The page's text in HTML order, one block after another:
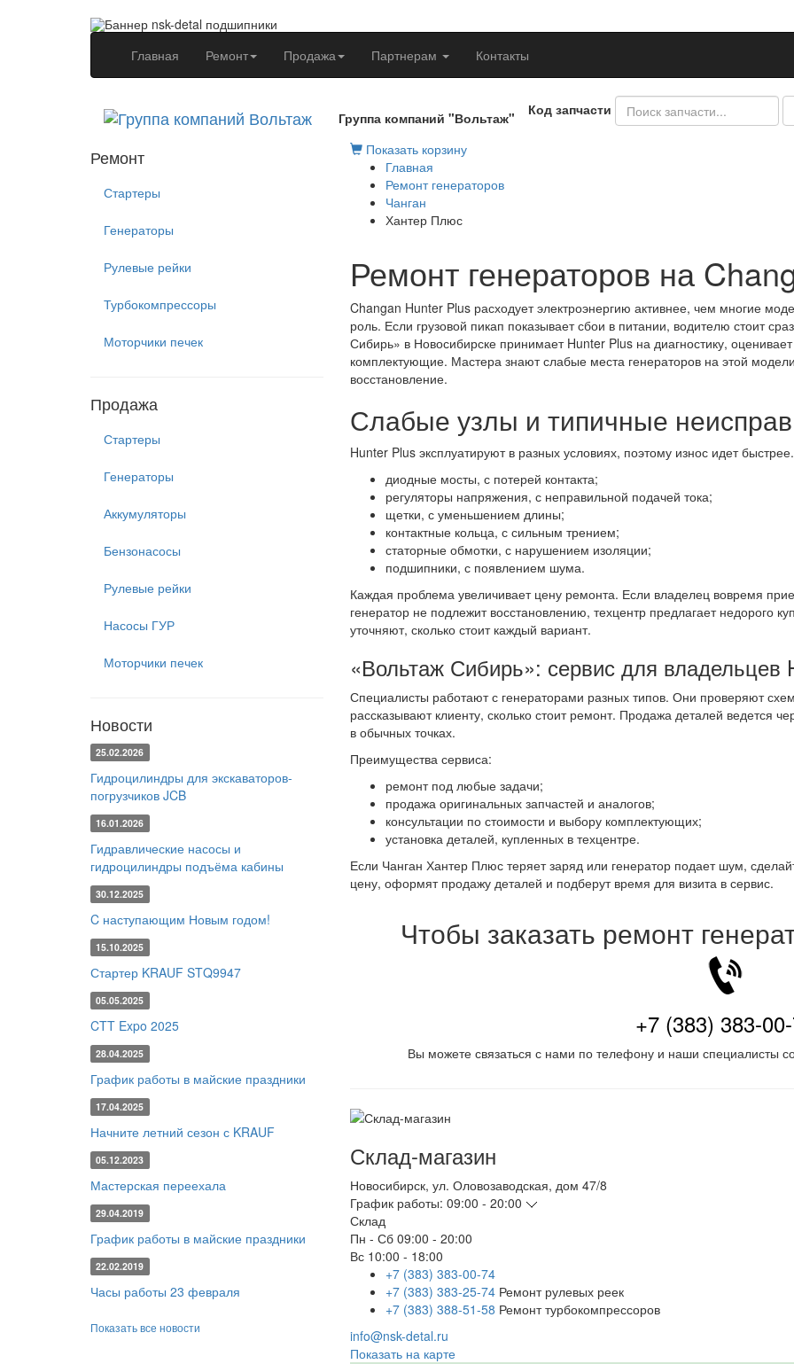
Главная (current)Ремонт Продажа Партнерам Контакты
Группа компаний "Вольтаж"
Код запчасти
Ремонт
Стартеры
Генераторы
Рулевые рейки
Турбокомпрессоры
Моторчики печек
Продажа
Стартеры
Генераторы
Аккумуляторы
Бензонасосы
Рулевые рейки
Насосы ГУР
Моторчики печек
Новости
25.02.2026
Гидроцилиндры для экскаваторов-
погрузчиков JCB
16.01.2026
Гидравлические насосы и
гидроцилиндры подъёма кабины
30.12.2025
C наступающим Новым годом!
15.10.2025
Стартер KRAUF STQ9947
05.05.2025
CTT Expo 2025
28.04.2025
График работы в майские праздники
17.04.2025
Начните летний сезон с KRAUF
05.12.2023
Мастерская переехала
29.04.2019
График работы в майские праздники
22.02.2019
Часы работы 23 февраля
Показать все новости
Показать корзину
Главная
Ремонт генераторов
Чанган
Хантер Плюс
Ремонт генераторов на
Changan Hunter Plus расходует электроэнергию активнее, чем многие
роль. Если грузовой пикап показывает сбои в питании, водителю стоит
Сибирь» в Новосибирске принимает Hunter Plus на диагностику,
комплектующие. Мастера знают слабые места генераторов на этой
восстановление.
Слабые узлы и типичные
Hunter Plus эксплуатируют в разных условиях, поэтому износ идет
диодные мосты, с потерей контакта;
регуляторы напряжения, с неправильной подачей тока;
щетки, с уменьшением длины;
контактные кольца, с сильным трением;
статорные обмотки, с нарушением изоляции;
подшипники, с появлением шума.
Каждая проблема увеличивает цену ремонта. Если владелец вовремя
генератор не подлежит восстановлению, техцентр предлагает недорого
уточняют, сколько стоит каждый вариант.
«Вольтаж Сибирь»: сервис для владельцев
Специалисты работают с генераторами разных типов. Они проверяют
рассказывают клиенту, сколько стоит ремонт. Продажа деталей ведется
в обычных точках.
Преимущества сервиса:
ремонт под любые задачи;
продажа оригинальных запчастей и аналогов;
консультации по стоимости и выбору комплектующих;
установка деталей, купленных в техцентре.
Если Чанган Хантер Плюс теряет заряд или генератор подает шум,
цену, оформят продажу деталей и подберут время для визита в сервис.
Чтобы заказать ремонт
+7 (383) 383-
Вы можете связаться с нами по телефону и наши специалисты
Склад-магазин
Новосибирск, ул. Оловозаводская, дом 47/8
График работы: 09:00 - 20:00
Склад
Пн - Сб 09:00 - 20:00
Вс 10:00 - 18:00
+7 (383) 383-00-74
+7 (383) 383-25-74 Ремонт рулевых реек
+7 (383) 388-51-58 Ремонт турбокомпрессоров
info@nsk-detal.ru
Показать на карте